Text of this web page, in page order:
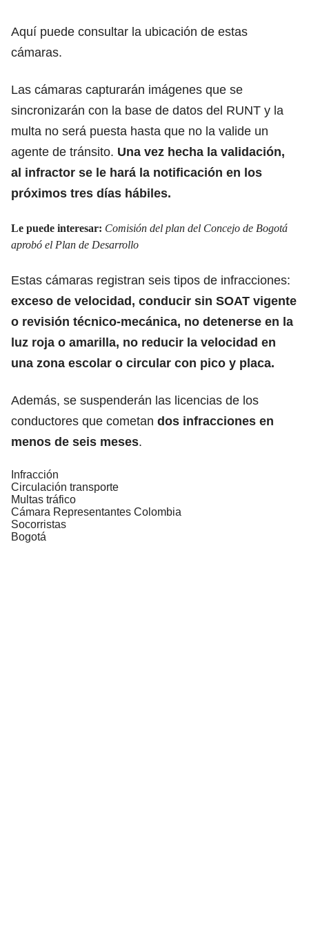
Aquí puede consultar la ubicación de estas
cámaras.
Las cámaras capturarán imágenes que se
sincronizarán con la base de datos del RUNT y la
multa no será puesta hasta que no la valide un
agente de tránsito. Una vez hecha la validación,
al infractor se le hará la notificación en los
próximos tres días hábiles.
Le puede interesar: Comisión del plan del Concejo de Bogotá
aprobó el Plan de Desarrollo
Estas cámaras registran seis tipos de infracciones:
exceso de velocidad, conducir sin SOAT vigente
o revisión técnico-mecánica, no detenerse en la
luz roja o amarilla, no reducir la velocidad en
una zona escolar o circular con pico y placa.
Además, se suspenderán las licencias de los
conductores que cometan dos infracciones en
menos de seis meses.
Infracción
Circulación transporte
Multas tráfico
Cámara Representantes Colombia
Socorristas
Bogotá